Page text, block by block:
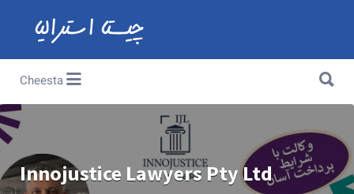
Cheesta
Innojustice Lawyers Pty Ltd